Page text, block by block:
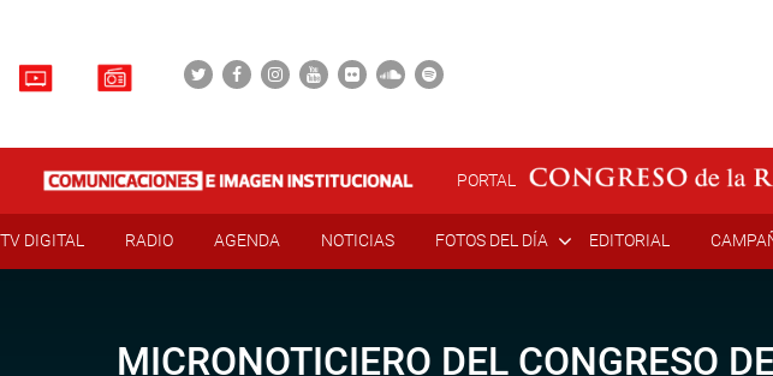
PORTAL
TV DIGITAL RADIO AGENDA NOTICIAS FOTOS DEL DÍA EDITORIAL
MICRONOTICIERO DEL CONGRESO